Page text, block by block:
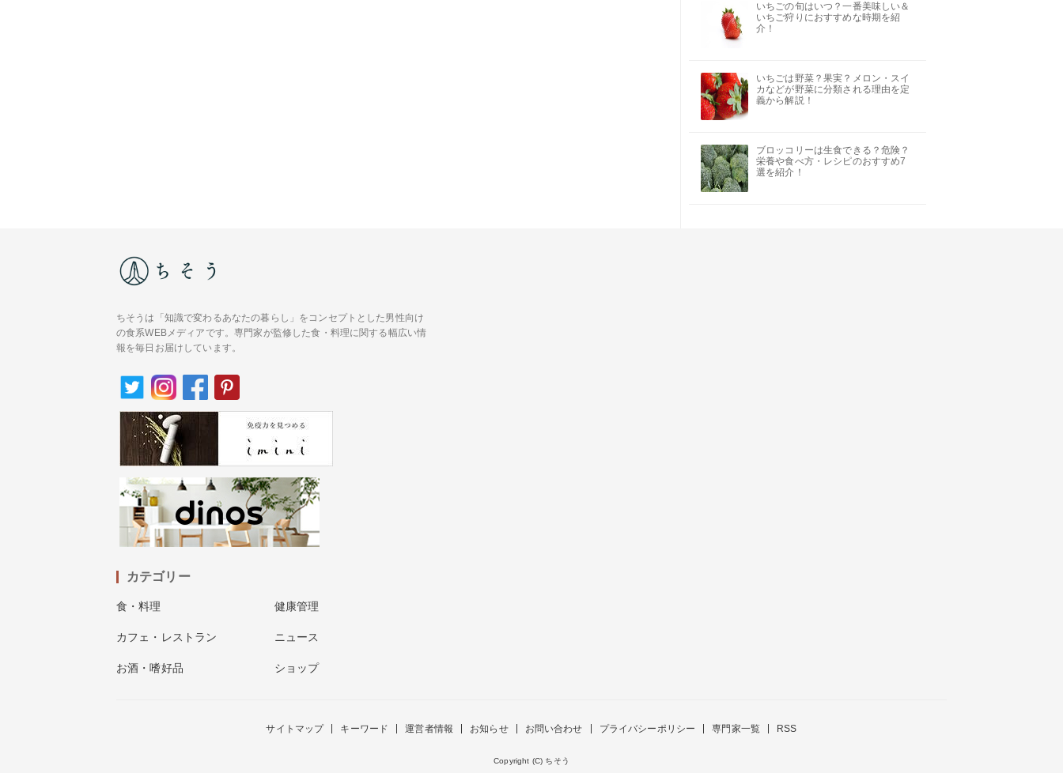
いちごの旬はいつ？一番美味しい＆
いちご狩りにおすすめな時期を紹
介！
いちごは野菜？果実？メロン・スイ
カなどが野菜に分類される理由を定
義から解説！
ブロッコリーは生食できる？危険？
栄養や食べ方・レシピのおすすめ7
選を紹介！
ちそうは「知識で変わるあなたの暮らし」をコンセプトとした男性向け
の食系WEBメディアです。専門家が監修した食・料理に関する幅広い情
報を毎日お届けしています。
カテゴリー
食・料理 健康管理
カフェ・レストラン ニュース
お酒・嗜好品 ショップ
サイトマップ キーワード 運営者情報 お知らせ お問い合わせ プライバシーポリシー 専門家一覧 RSS
Copyright (C) ちそう